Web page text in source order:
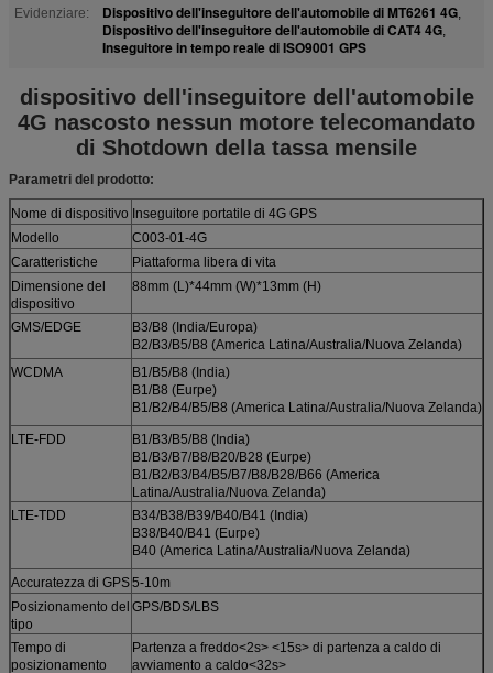
Evidenziare:
Dispositivo dell'inseguitore dell'automobile di MT6261 4G,
Dispositivo dell'inseguitore dell'automobile di CAT4 4G,
Inseguitore in tempo reale di ISO9001 GPS
dispositivo dell'inseguitore dell'automobile
4G nascosto nessun motore telecomandato
di Shotdown della tassa mensile
Parametri del prodotto:
Nome di dispositivo Inseguitore portatile di 4G GPS
Modello
C003-01-4G
Caratteristiche
Piattaforma libera di vita
Dimensione del
dispositivo
88mm (L)*44mm (W)*13mm (H)
GMS/EDGE
B3/B8 (India/Europa)
B2/B3/B5/B8 (America Latina/Australia/Nuova Zelanda)
WCDMA
B1/B5/B8 (India)
B1/B8 (Eurpe)
B1/B2/B4/B5/B8 (America Latina/Australia/Nuova Zelanda)
LTE-FDD
B1/B3/B5/B8 (India)
B1/B3/B7/B8/B20/B28 (Eurpe)
B1/B2/B3/B4/B5/B7/B8/B28/B66 (America
Latina/Australia/Nuova Zelanda)
LTE-TDD
B34/B38/B39/B40/B41 (India)
B38/B40/B41 (Eurpe)
B40 (America Latina/Australia/Nuova Zelanda)
Accuratezza di GPS5-10m
Posizionamento del
tipo
GPS/BDS/LBS
Tempo di
posizionamento
Partenza a freddo<2s> <15s> di partenza a caldo di
avviamento a caldo<32s>